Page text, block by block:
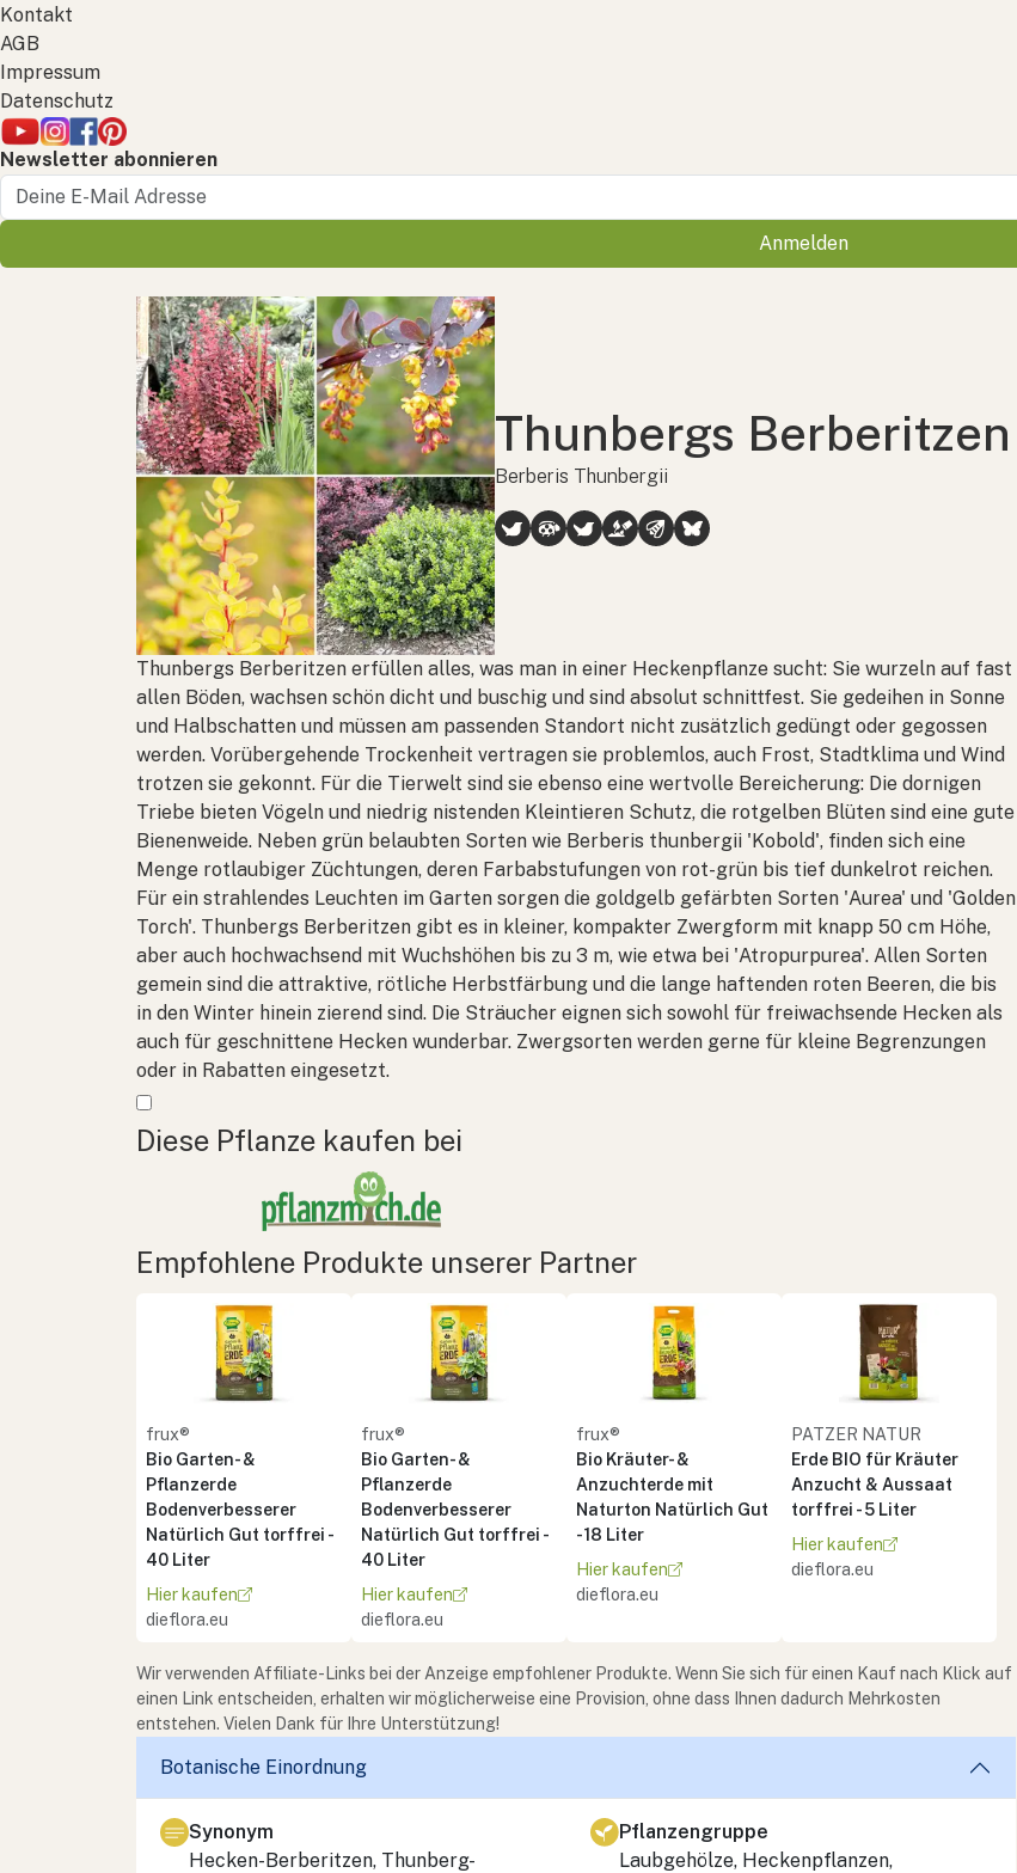
Kontakt
AGB
Impressum
Datenschutz
Newsletter abonnieren
Anmelden
Thunbergs Berberitzen
Berberis Thunbergii
Thunbergs Berberitzen erfüllen alles, was man in einer Heckenpflanze sucht: Sie wurzeln auf fast
allen Böden, wachsen schön dicht und buschig und sind absolut schnittfest. Sie gedeihen in Sonne
und Halbschatten und müssen am passenden Standort nicht zusätzlich gedüngt oder gegossen
werden. Vorübergehende Trockenheit vertragen sie problemlos, auch Frost, Stadtklima und Wind
trotzen sie gekonnt. Für die Tierwelt sind sie ebenso eine wertvolle Bereicherung: Die dornigen
Triebe bieten Vögeln und niedrig nistenden Kleintieren Schutz, die rotgelben Blüten sind eine gute
Bienenweide. Neben grün belaubten Sorten wie Berberis thunbergii 'Kobold', finden sich eine
Menge rotlaubiger Züchtungen, deren Farbabstufungen von rot-grün bis tief dunkelrot reichen.
Für ein strahlendes Leuchten im Garten sorgen die goldgelb gefärbten Sorten 'Aurea' und 'Golden
Torch'. Thunbergs Berberitzen gibt es in kleiner, kompakter Zwergform mit knapp 50 cm Höhe,
aber auch hochwachsend mit Wuchshöhen bis zu 3 m, wie etwa bei 'Atropurpurea'. Allen Sorten
gemein sind die attraktive, rötliche Herbstfärbung und die lange haftenden roten Beeren, die bis
in den Winter hinein zierend sind. Die Sträucher eignen sich sowohl für freiwachsende Hecken als
auch für geschnittene Hecken wunderbar. Zwergsorten werden gerne für kleine Begrenzungen
oder in Rabatten eingesetzt.
Mehr anzeigen
Diese Pflanze kaufen bei
Empfohlene Produkte unserer Partner
frux®
Bio Garten- &
Pflanzerde
Bodenverbesserer
Natürlich Gut torffrei -
40 Liter
Hier kaufen
dieflora.eu
frux®
Bio Garten- &
Pflanzerde
Bodenverbesserer
Natürlich Gut torffrei -
40 Liter
Hier kaufen
dieflora.eu
frux®
Bio Kräuter- &
Anzuchterde mit
Naturton Natürlich Gut
- 18 Liter
Hier kaufen
dieflora.eu
PATZER NATUR
Erde BIO für Kräuter
Anzucht & Aussaat
torffrei - 5 Liter
Hier kaufen
dieflora.eu
Wir verwenden Affiliate-Links bei der Anzeige empfohlener Produkte. Wenn Sie sich für einen Kauf nach Klick auf
einen Link entscheiden, erhalten wir möglicherweise eine Provision, ohne dass Ihnen dadurch Mehrkosten
entstehen. Vielen Dank für Ihre Unterstützung!
Botanische Einordnung
Synonym
Hecken-Berberitzen, Thunberg-
Pflanzengruppe
Laubgehölze, Heckenpflanzen,